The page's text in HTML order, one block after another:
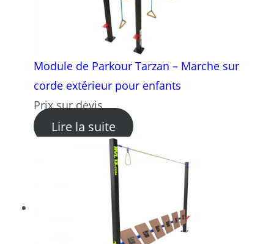
Module de Parkour Tarzan – Marche sur
corde extérieur pour enfants
Prix sur devis
Lire la suite: Module de Parkour